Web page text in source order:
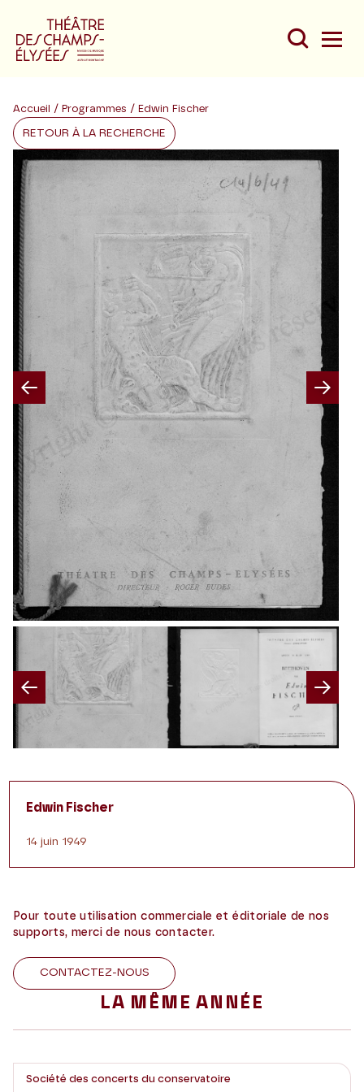
Du
Accueil / Programmes / Edwin Fischer
RETOUR À LA RECHERCHE
Previous
Previous
Edwin Fischer
14 juin 1949
Pour toute utilisation commerciale et éditoriale de nos
supports, merci de nous contacter.
CONTACTEZ-NOUS
LA MÊME ANNÉE
Société des concerts du conservatoire